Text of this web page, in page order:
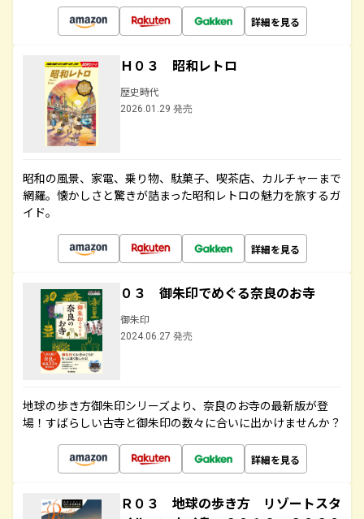
詳細を見る
Ｈ０３ 昭和レトロ
歴史時代
2026.01.29 発売
昭和の風景、家電、乗り物、駄菓子、喫茶店、カルチャーまで
網羅。懐かしさと驚きが詰まった昭和レトロの魅力を旅するガ
イド。
詳細を見る
０３ 御朱印でめぐる奈良のお寺
御朱印
2024.06.27 発売
地球の歩き方御朱印シリーズより、奈良のお寺の最新版が登
場！すばらしい古寺と御朱印の数々に合いに出かけませんか？
詳細を見る
Ｒ０３ 地球の歩き方 リゾートスタ